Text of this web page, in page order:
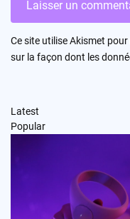
Ce site utilise Akismet
sur la façon dont les
Latest
Popular